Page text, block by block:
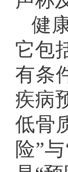
健
它包
有条
疾病
低骨
险”